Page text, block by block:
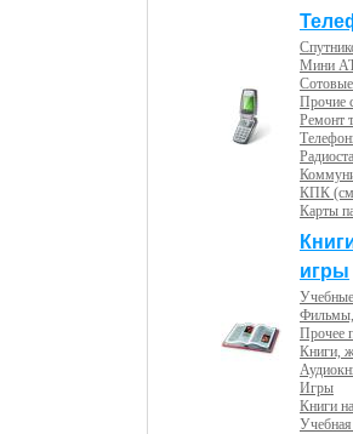
Мини
Прочие
Ремонт
КПК
Карты
игры
Прочее
Книги,
Игры
Книги